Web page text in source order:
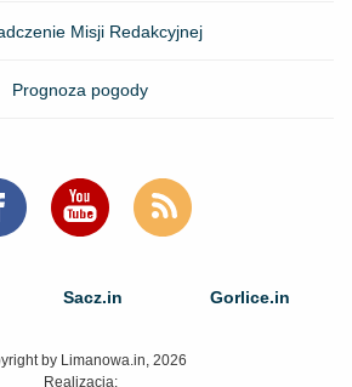
Misji Redakcyjnej
Prognoza pogody
Sacz.in Gorlice.in
by Limanowa.in, 2026
Realizacja: